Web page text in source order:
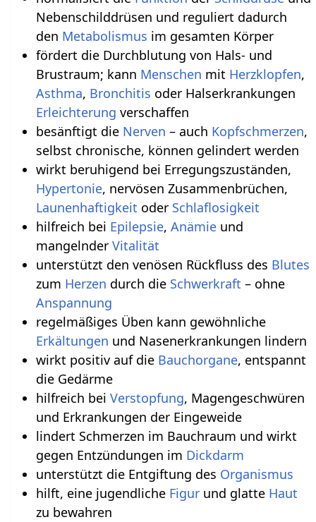
Nebenschilddrüsen und reguliert dadurch
den Metabolismus im gesamten Körper
fördert die Durchblutung von Hals- und
Brustraum; kann Menschen mit Herzklopfen,
Asthma, Bronchitis oder Halserkrankungen
Erleichterung verschaffen
besänftigt die Nerven – auch Kopfschmerzen,
selbst chronische, können gelindert werden
wirkt beruhigend bei Erregungszuständen,
Hypertonie, nervösen Zusammenbrüchen,
Launenhaftigkeit oder Schlaflosigkeit
hilfreich bei Epilepsie, Anämieund
mangelnder Vitalität
unterstützt den venösen Rückfluss des Blutes
zum Herzen durch die Schwerkraft – ohne
Anspannung
regelmäßiges Üben kann gewöhnliche
Erkältungen und Nasenerkrankungen lindern
wirkt positiv auf die Bauchorgane, entspannt
die Gedärme
hilfreich bei Verstopfung, Magengeschwüren
und Erkrankungen der Eingeweide
lindert Schmerzen im Bauchraum und wirkt
gegen Entzündungen im Dickdarm
unterstützt die Entgiftung des Organismus
hilft, eine jugendliche Figurund glatte Haut
zu bewahren